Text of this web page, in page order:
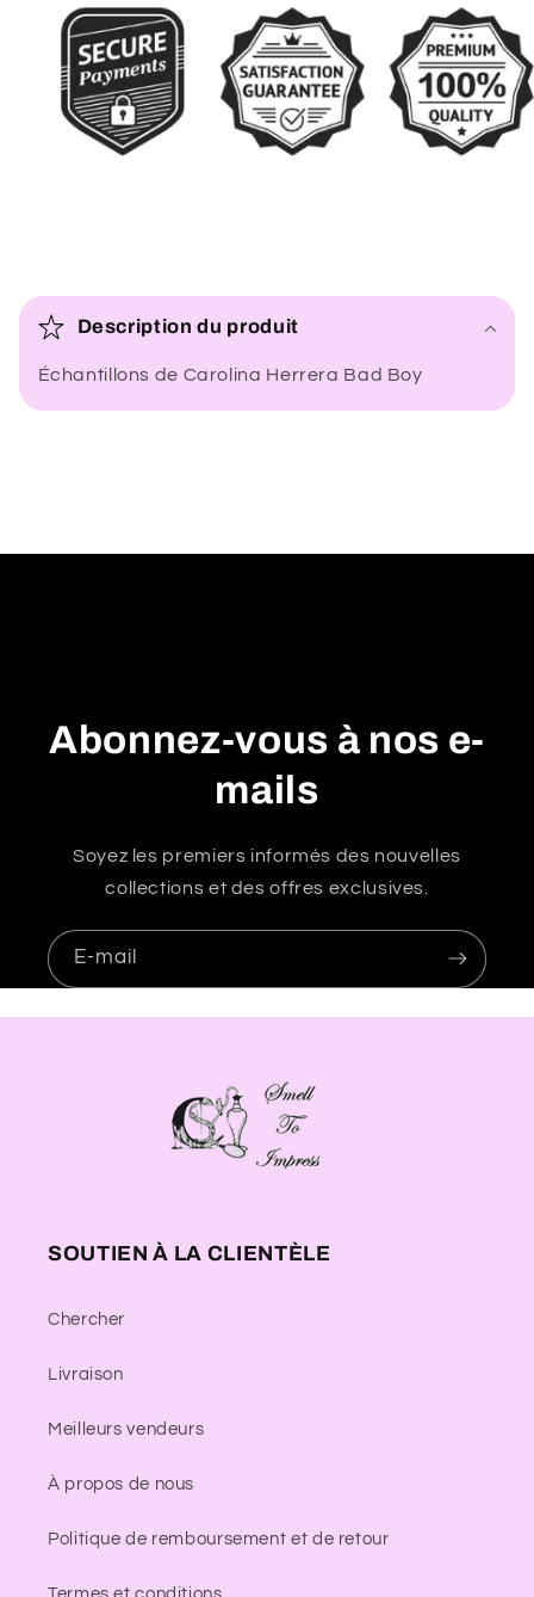
o
e
é
Description du produit
Échantillons de Carolina Herrera Bad Boy
Abonnez-vous à nos e-
mails
Soyez les premiers informés des nouvelles
collections et des offres exclusives.
E-mail
SOUTIEN À LA CLIENTÈLE
Chercher
Livraison
Meilleurs vendeurs
À propos de nous
Politique de remboursement et de retour